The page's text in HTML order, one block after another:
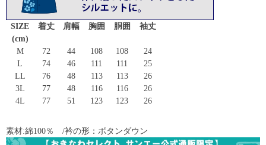
SIZE
(cm)
着丈 肩幅 胸囲 胴囲 袖丈
M 72 44 108 108
24
L
74 46 111 111
25
LL
76 48 113 113
26
3L
77 48 116 116
26
4L
77 51 123 123 26
素材:綿100％ /衿の形：ボタンダウン